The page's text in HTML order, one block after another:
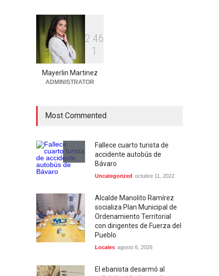
conocimiento de medida de
Locales
2 46
1
Mayerlin Martinez
ADMINISTRATOR
Most Commented
Fallece cuarto turista de
accidente autobús de
Bávaro
Uncategorized octubre 11, 2022
Alcalde Manolito Ramírez
socializa Plan Municipal de
Ordenamiento Territorial
con dirigentes de Fuerza del
Pueblo
Locales agosto 6, 2026
El ebanista desarmó al